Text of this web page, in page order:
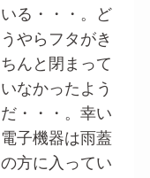
いる・・・。ど
うやらフタがき
ちんと閉まって
いなかったよう
だ・・・。幸い
電子機器は雨蓋
の方に入ってい